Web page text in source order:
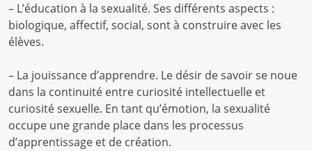
– L’éducation à la sexualité. Ses différents aspects :
biologique, affectif, social, sont à construire avec les
élèves.
– La jouissance d’apprendre. Le désir de savoir se noue
dans la continuité entre curiosité intellectuelle et
curiosité sexuelle. En tant qu’émotion, la sexualité
occupe une grande place dans les processus
d’apprentissage et de création.